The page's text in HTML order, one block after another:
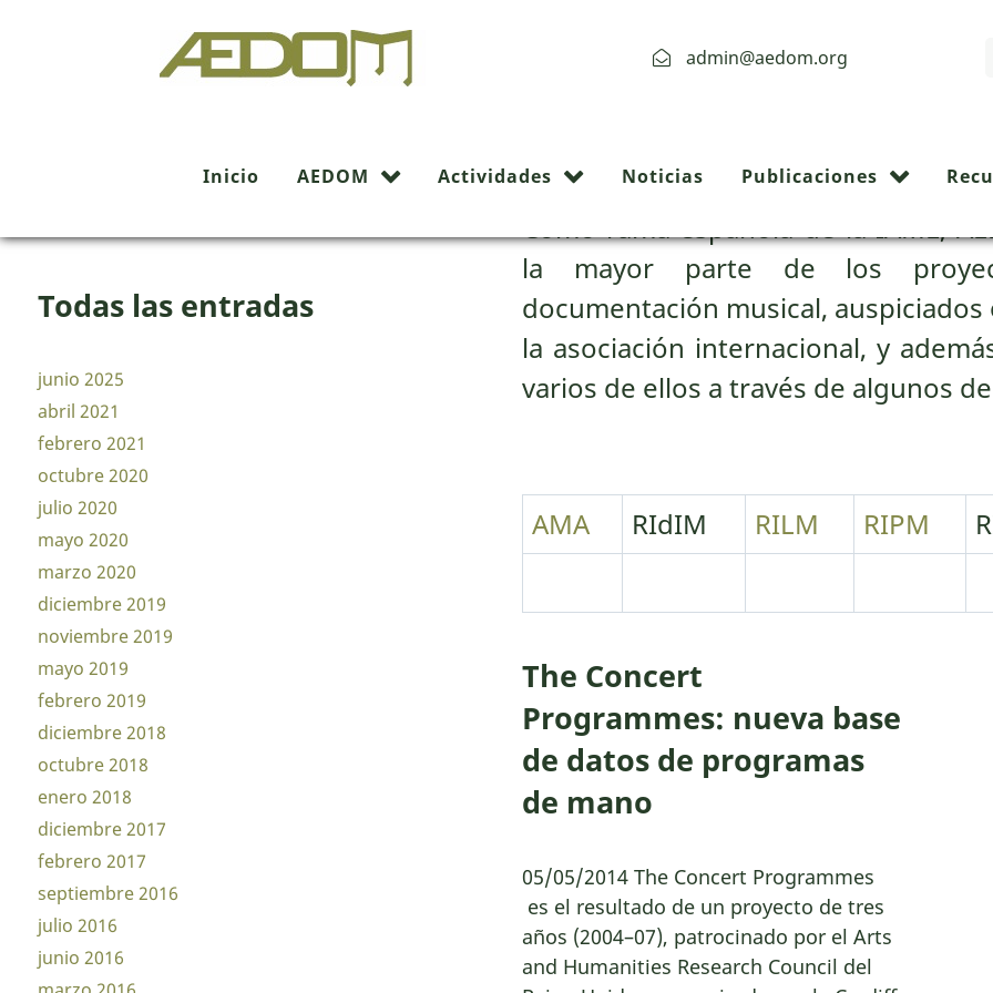
admin@aedom.org
Inicio AEDOM Actividades Noticias Publicaciones
Todas las entradas
junio 2025
abril 2021
febrero 2021
octubre 2020
julio 2020
mayo 2020
marzo 2020
diciembre 2019
noviembre 2019
mayo 2019
febrero 2019
diciembre 2018
octubre 2018
enero 2018
diciembre 2017
febrero 2017
septiembre 2016
julio 2016
junio 2016
Como rama española de la IAML,
la mayor parte de los
documentación musical,
la asociación internacional, y
varios de ellos a través de algunos
AMA RIdIM RILM RIPM
The Concert
Programmes: nueva base
de datos de programas
de mano
05/05/2014 The Concert Programmes
es el resultado de un proyecto de tres
años (2004–07), patrocinado por el Arts
and Humanities Research Council del